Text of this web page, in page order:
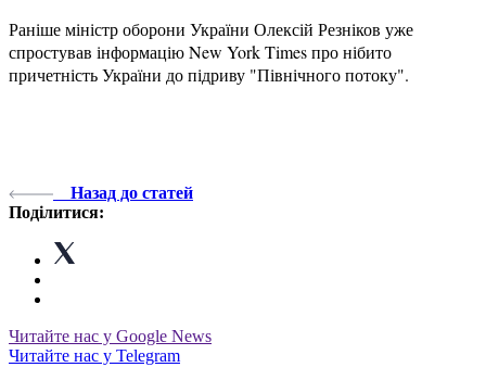
Раніше міністр оборони України Олексій Резніков уже
спростував інформацію New York Times про нібито
причетність України до підриву "Північного потоку".
Назад до статей
Поділитися:
Читайте нас у Google News
Читайте нас у Telegram